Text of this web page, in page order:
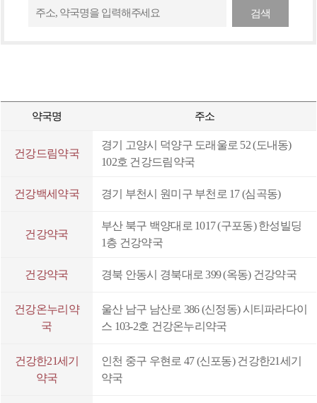
밸런스포텐시:이뮨 (30입)
휴베이스 레스톤 크림(30g)
팜플루코프플러스 연질캡슐
팜플루콜드플러스 연질캡슐
데일리베이스 식물성비타민D3 2000IU
팜페인 리렉스
데일리베이스 건조효모비타민B
편안한베이스쿨
데일리베이스 알티지오메가3 1000
검색
약국명 주소
건강드림약국
경기 고양시 덕양구 도래울로 52 (도내동)
102호 건강드림약국
건강백세약국 경기 부천시 원미구 부천로 17 (심곡동)
건강약국
부산 북구 백양대로 1017 (구포동) 한성빌딩
1층 건강약국
건강약국 경북 안동시 경북대로 399 (옥동) 건강약국
건강온누리약
국
울산 남구 남산로 386 (신정동) 시티파라다이
스 103-2호 건강온누리약국
건강한21세기
약국
인천 중구 우현로 47 (신포동) 건강한21세기
약국